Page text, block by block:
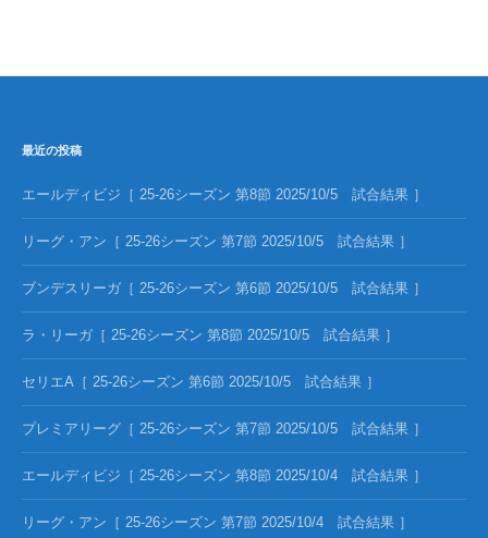
最近の投稿
エールディビジ［ 25-26シーズン 第8節 2025/10/5 試合結果 ］
リーグ・アン［ 25-26シーズン 第7節 2025/10/5 試合結果 ］
ブンデスリーガ［ 25-26シーズン 第6節 2025/10/5 試合結果 ］
ラ・リーガ［ 25-26シーズン 第8節 2025/10/5 試合結果 ］
セリエA［ 25-26シーズン 第6節 2025/10/5 試合結果 ］
プレミアリーグ［ 25-26シーズン 第7節 2025/10/5 試合結果 ］
エールディビジ［ 25-26シーズン 第8節 2025/10/4 試合結果 ］
リーグ・アン［ 25-26シーズン 第7節 2025/10/4 試合結果 ］